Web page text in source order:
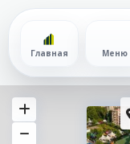
Главная Меню